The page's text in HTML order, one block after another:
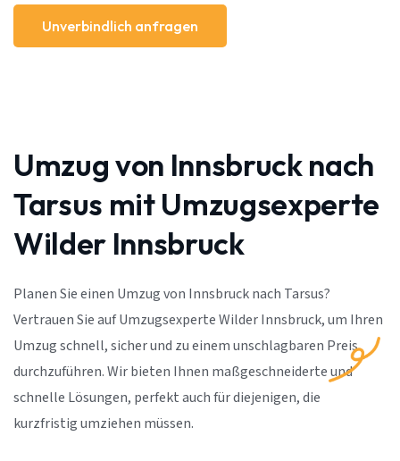
Unverbindlich anfragen
Umzug von Innsbruck nach
Tarsus mit Umzugsexperte
Wilder Innsbruck
Planen Sie einen Umzug von Innsbruck nach Tarsus?
Vertrauen Sie auf Umzugsexperte Wilder Innsbruck, um Ihren
Umzug schnell, sicher und zu einem unschlagbaren Preis
durchzuführen. Wir bieten Ihnen maßgeschneiderte und
schnelle Lösungen, perfekt auch für diejenigen, die
kurzfristig umziehen müssen.